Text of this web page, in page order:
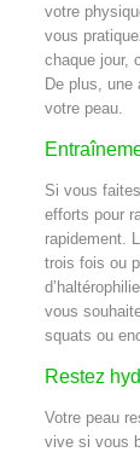
votre
vous
chaque jour,
De plus, une
votre peau.
Si vous
efforts pour
rapidement.
trois fois ou
vous
squats ou
Restez
Votre peau
vive si vous